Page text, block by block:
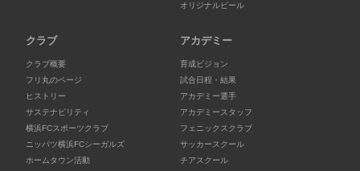
オリジナルビール
クラブ
クラブ概要
フリ丸のページ
ヒストリー
サステナビリティ
横浜FCスポーツクラブ
ニッパツ横浜FCシーガルズ
ホームタウン活動
アカデミー
育成ビジョン
試合日程・結果
アカデミー選手
アカデミースタッフ
フェニックスクラブ
サッカースクール
チアスクール